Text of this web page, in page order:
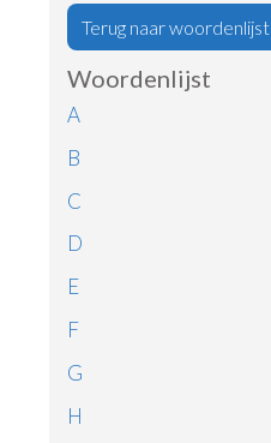
Terug naar woordenlijst
Woordenlijst
A
B
C
D
E
F
G
H